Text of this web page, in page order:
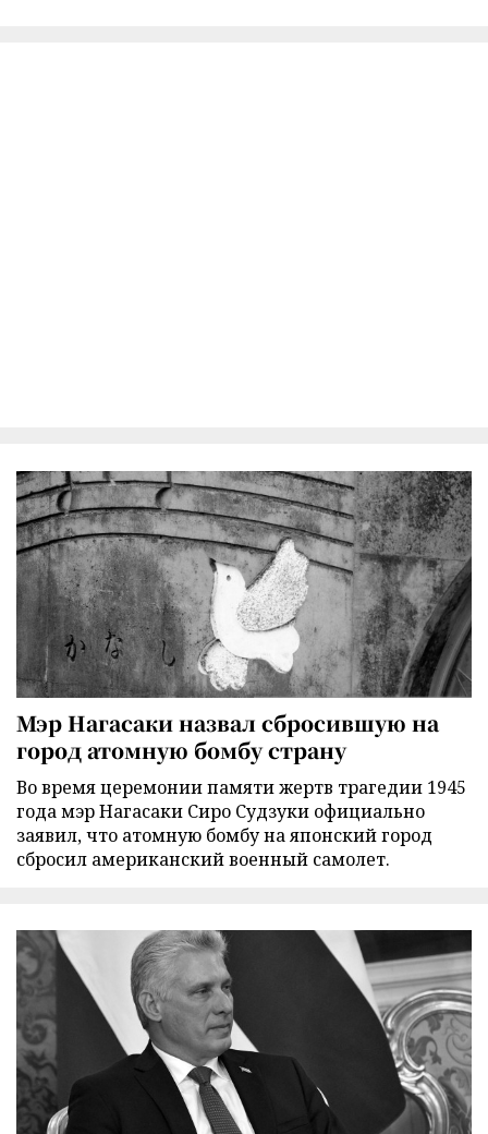
Мэр Нагасаки назвал сбросившую на
город атомную бомбу страну
Во время церемонии памяти жертв трагедии 1945
года мэр Нагасаки Сиро Судзуки официально
заявил, что атомную бомбу на японский город
сбросил американский военный самолет.